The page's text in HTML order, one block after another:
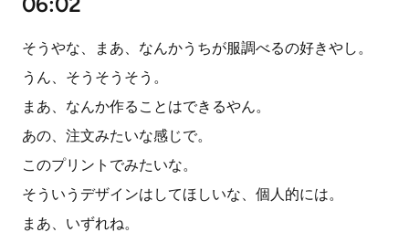
そうやな、まあ、なんかうちが服調べるの好きやし。
うん、そうそうそう。
まあ、なんか作ることはできるやん。
あの、注文みたいな感じで。
このプリントでみたいな。
そういうデザインはしてほしいな、個人的には。
まあ、いずれね。